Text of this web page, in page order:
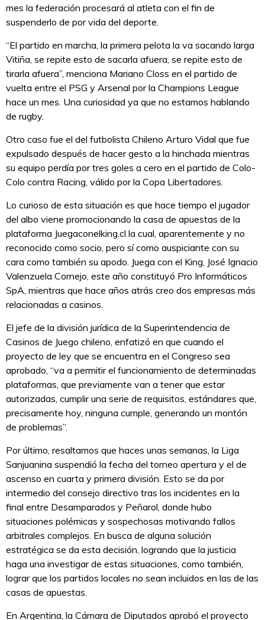
mes la federación procesará al atleta con el fin de
suspenderlo de por vida del deporte.
“El partido en marcha, la primera pelota la va sacando larga
Vitiña, se repite esto de sacarla afuera, se repite esto de
tirarla afuera”, menciona Mariano Closs en el partido de
vuelta entre el PSG y Arsenal por la Champions League
hace un mes. Una curiosidad ya que no estamos hablando
de rugby.
Otro caso fue el del futbolista Chileno Arturo Vidal que fue
expulsado después de hacer gesto a la hinchada mientras
su equipo perdía por tres goles a cero en el partido de Colo-
Colo contra Racing, válido por la Copa Libertadores.
Lo curioso de esta situación es que hace tiempo el jugador
del albo viene promocionando la casa de apuestas de la
plataforma Juegaconelking.cl la cual, aparentemente y no
reconocido como socio, pero sí como auspiciante con su
cara como también su apodo. Juega con el King, José Ignacio
Valenzuela Cornejo, este año constituyó Pro Informáticos
SpA, mientras que hace años atrás creo dos empresas más
relacionadas a casinos.
El jefe de la división jurídica de la Superintendencia de
Casinos de Juego chileno, enfatizó en que cuando el
proyecto de ley que se encuentra en el Congreso sea
aprobado, “va a permitir el funcionamiento de determinadas
plataformas, que previamente van a tener que estar
autorizadas, cumplir una serie de requisitos, estándares que,
precisamente hoy, ninguna cumple, generando un montón
de problemas”.
Por último, resaltamos que haces unas semanas, la Liga
Sanjuanina suspendió la fecha del torneo apertura y el de
ascenso en cuarta y primera división. Esto se da por
intermedio del consejo directivo tras los incidentes en la
final entre Desamparados y Peñarol, donde hubo
situaciones polémicas y sospechosas motivando fallos
arbitrales complejos. En busca de alguna solución
estratégica se da esta decisión, logrando que la justicia
haga una investigar de estas situaciones, como también,
lograr que los partidos locales no sean incluidos en las de las
casas de apuestas.
En Argentina, la Cámara de Diputados aprobó el proyecto